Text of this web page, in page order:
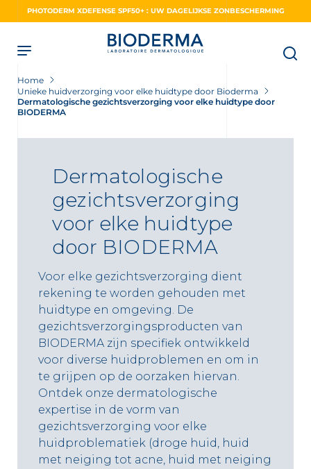
PHOTODERM XDEFENSE SPF50+ : UW DAGELIJKSE ZONBESCHERMING
Home
Unieke huidverzorging voor elke huidtype door Bioderma
Dermatologische gezichtsverzorging voor elke huidtype door
BIODERMA
Dermatologische
gezichtsverzorging
voor elke huidtype
door BIODERMA
Voor elke gezichtsverzorging dient
rekening te worden gehouden met
huidtype en omgeving. De
gezichtsverzorgingsproducten van
BIODERMA zijn specifiek ontwikkeld
voor diverse huidproblemen en om in
te grijpen op de oorzaken hiervan.
Ontdek onze dermatologische
expertise in de vorm van
gezichtsverzorging voor elke
huidproblematiek (droge huid, huid
met neiging tot acne, huid met neiging